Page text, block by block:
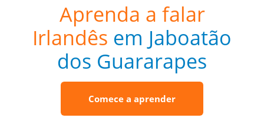
Aprenda a falar
Irlandês em Jaboatão
dos Guararapes
Comece a aprender